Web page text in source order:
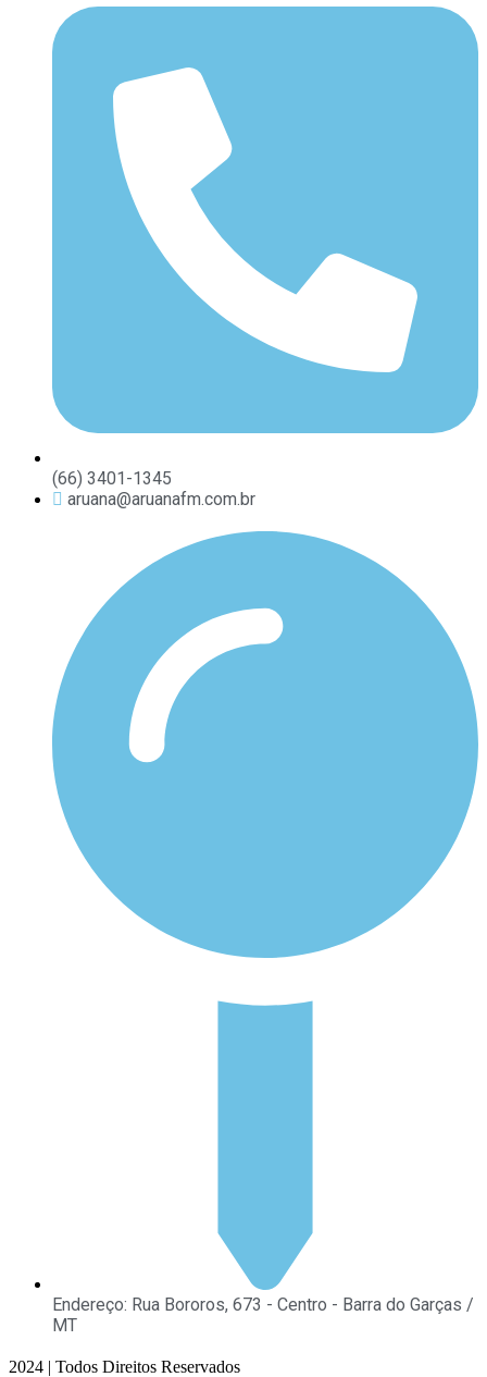
(66) 3401-1345
aruana@aruanafm.com.br
Endereço: Rua Bororos, 673 - Centro - Barra do Garças /
MT
2024 | Todos Direitos Reservados